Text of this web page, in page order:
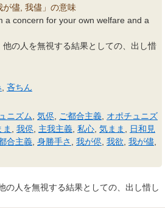
儘, 我儘」の意味
a concern for your own welfare and a
他の人を無視する結果としての、出し惜
吝ちん
ニズム 気侭 ご都合主義 オポチュニズ
ま 我侭 主我主義 私心 気まま
日和見
合主義 身勝手さ 我が侭 我欲 我が儘
の人を無視する結果としての、出し惜し